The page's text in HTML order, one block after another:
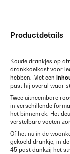
Productdetails
Koude drankjes op
drankkoelkast voor
hebben. Met een
past hij overal waar
Twee uitneembare
in verschillende
het binnenrek. Het
verstelbare voeten
Of het nu in de
gekoeld drankje, in
45 past dankzij het